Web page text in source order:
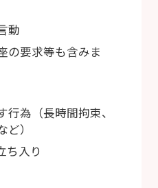
動
の要求等も含みま
行為（長時間拘束、
ど）
ち入り